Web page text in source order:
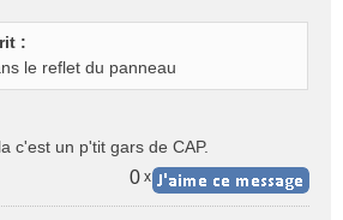
:
le reflet du panneau
la c'est un p'tit gars de CAP.
0 x